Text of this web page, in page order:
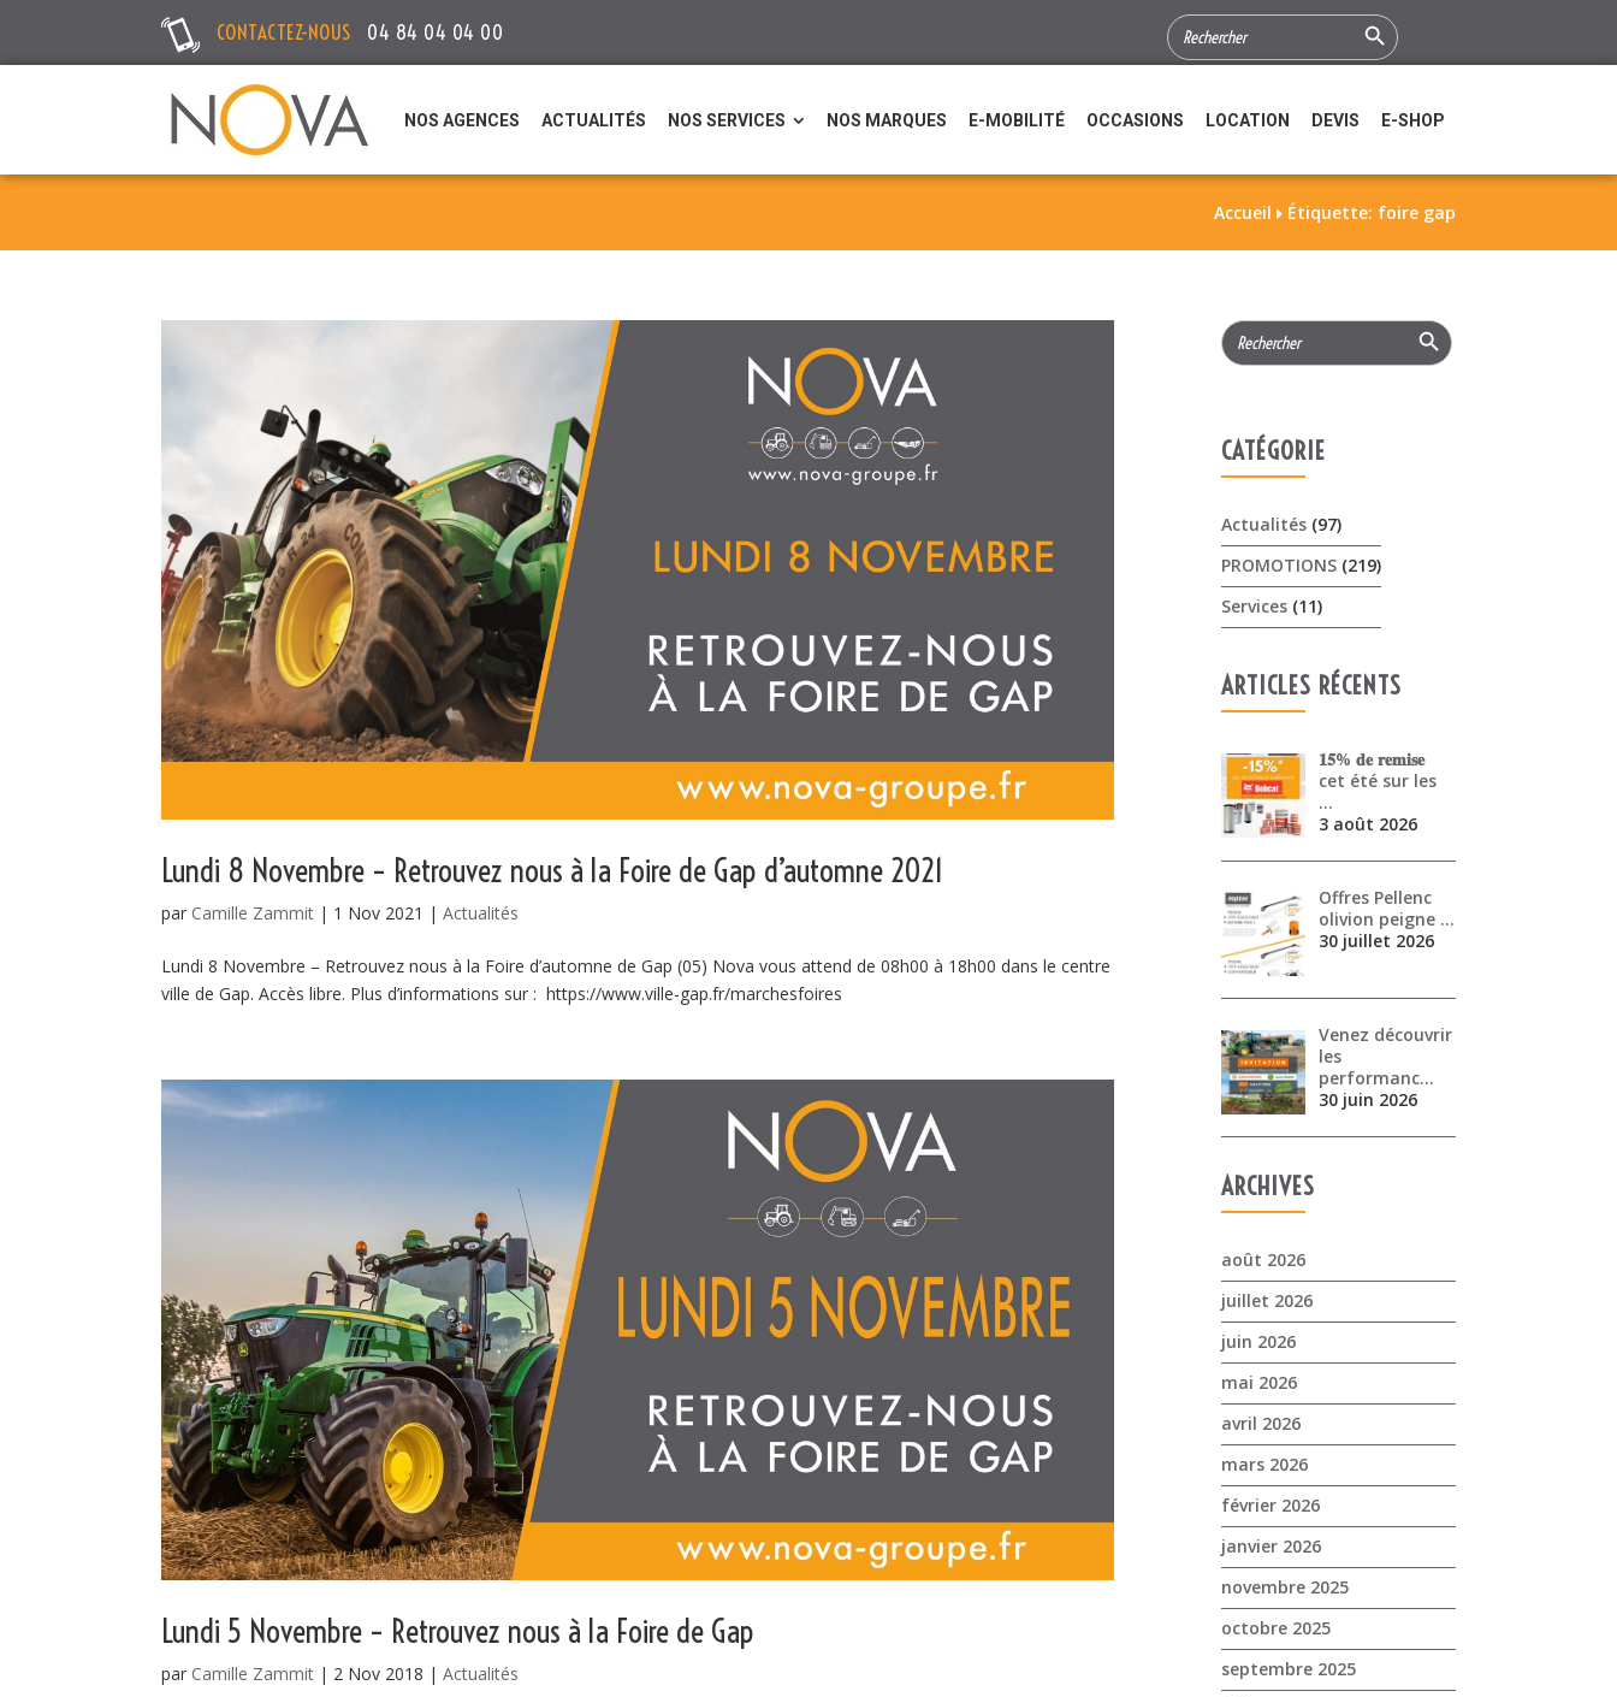
CONTACTEZ-NOUS 04 84 04 04 00
SEARCH
FOR:
Search Button
NOS AGENCES ACTUALITÉS NOS SERVICES NOS MARQUES E-MOBILITÉ OCCASIONS LOCATION DEVIS E-SHOP
Accueil  Étiquette: foire gap
Lundi 8 Novembre – Retrouvez nous à la Foire de Gap d’automne 2021
par Camille Zammit | 1 Nov 2021 |Actualités
Lundi 8 Novembre – Retrouvez nous à la Foire d’automne de Gap (05) Nova vous attend de 08h00 à 18h00 dans le centre
ville de Gap. Accès libre. Plus d’informations sur : https://www.ville-gap.fr/marchesfoires
Lundi 5 Novembre – Retrouvez nous à la Foire de Gap
par Camille Zammit | 2 Nov 2018 |Actualités
Search
for:
Search Button
CATÉGORIE
Actualités (97)
PROMOTIONS (219)
Services (11)
ARTICLES RÉCENTS
𝟏𝟓% 𝐝𝐞 𝐫𝐞𝐦𝐢𝐬𝐞
cet été sur les
…
3 août 2026
Offres Pellenc
olivion peigne …
30 juillet 2026
Venez découvrir
les
performanc…
30 juin 2026
ARCHIVES
août 2026
juillet 2026
juin 2026
mai 2026
avril 2026
mars 2026
février 2026
janvier 2026
novembre 2025
octobre 2025
septembre 2025